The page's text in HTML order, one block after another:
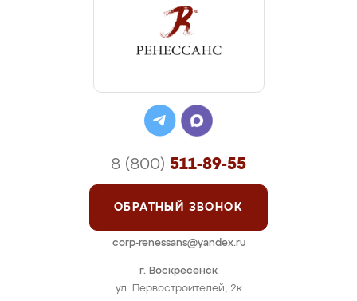
г. Воскресенск
ул. Первостроителей, 2к
8 (800) 511-89-55
ОБРАТНЫЙ ЗВОНОК
corp-renessans@yandex.ru